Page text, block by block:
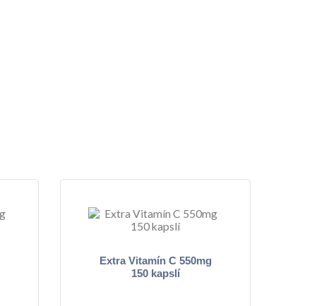
Extra Vitamín C 550mg
150 kapslí